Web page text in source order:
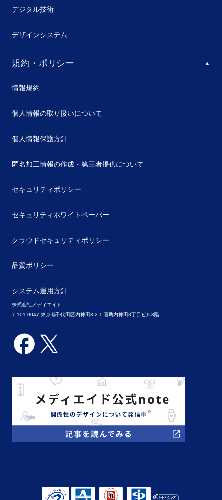
株式会社メディエイド
〒101-0047 東京都千代田区内神田3-2-1 喜助内神田3丁目ビル3階
デジタル技術
デザインシステム
規約・ポリシー
情報規約
個人情報の取り扱いについて
個人情報保護方針
匿名加工情報の作成・第三者提供について
セキュリティポリシー
セキュリティホワイトペーパー
クラウドセキュリティポリシー
品質ポリシー
システム運用方針